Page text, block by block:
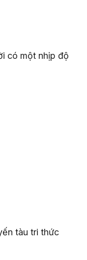
có một nhịp độ
tàu tri thức